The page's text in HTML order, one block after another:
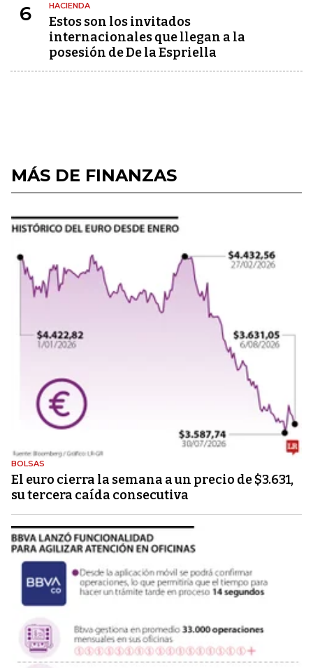
6 HACIENDA
Estos son los invitados
internacionales que llegan a la
posesión de De la Espriella
MÁS DE FINANZAS
BOLSAS
El euro cierra la semana a un precio de $3.631,
su tercera caída consecutiva